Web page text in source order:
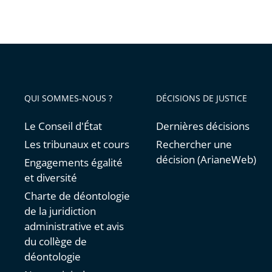
QUI SOMMES-NOUS ?
Le Conseil d'État
Les tribunaux et cours
Engagements égalité
et diversité
Charte de déontologie
de la juridiction
administrative et avis
du collège de
déontologie
DÉCISIONS DE JUSTICE
Dernières décisions
Rechercher une
décision (ArianeWeb)